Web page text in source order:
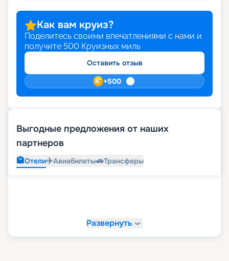
Как вам круиз?
Поделитесь своими впечатлениями с нами и
получите 500 Круизных миль
Оставить отзыв
+500
Выгодные предложения от наших
партнеров
🏨Отели✈️Авиабилеты🚗Трансферы
Развернуть